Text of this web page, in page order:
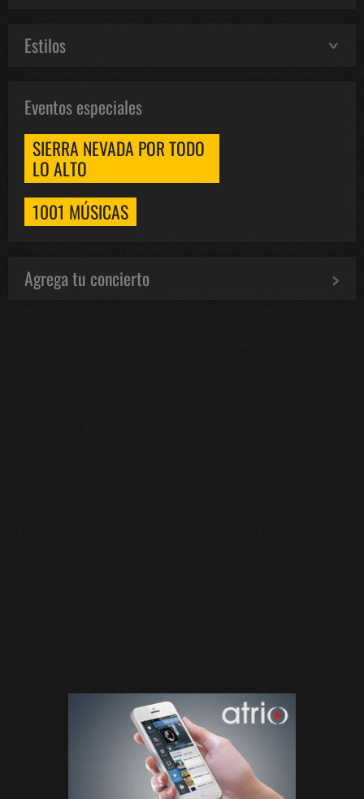
Estilos
Eventos especiales
SIERRA NEVADA POR TODO
LO ALTO
1001 MÚSICAS
Agrega tu concierto